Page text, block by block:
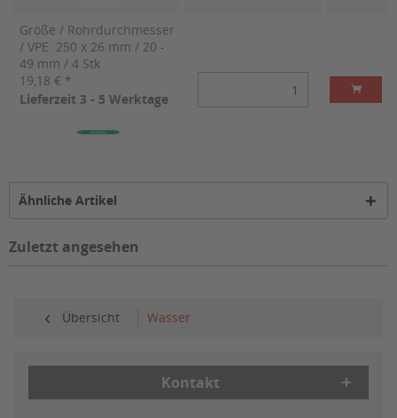
Größe / Rohrdurchmesser
/ VPE: 250 x 26 mm / 20 -
49 mm / 4 Stk
19,18 € *
Lieferzeit 3 - 5 Werktage
Ähnliche Artikel
Zuletzt angesehen
Übersicht Wasser
Kontakt